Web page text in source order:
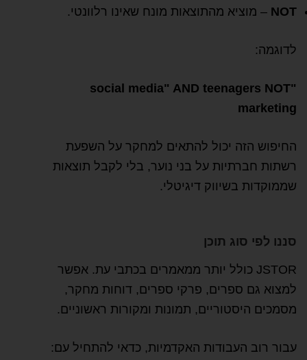
NOT – מוציא מהתוצאות מונח שאינו רלוונטי.
לדוגמה:
"social media" AND teenagers NOT
marketing
החיפוש הזה יכול להתאים למחקר על השפעת
רשתות חברתיות על בני נוער, בלי לקבל תוצאות
שממוקדות בשיווק דיגיטלי.
סננו לפי סוג תוכן
JSTOR כולל יותר ממאמרים בכתבי עת. אפשר
למצוא גם ספרים, פרקי ספרים, דוחות מחקר,
מסמכים היסטוריים, תמונות ומקורות ראשוניים.
עבור רוב העבודות האקדמיות, כדאי להתחיל עם: